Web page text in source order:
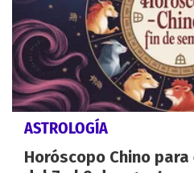
ASTROLOGÍA
Horóscopo Chino